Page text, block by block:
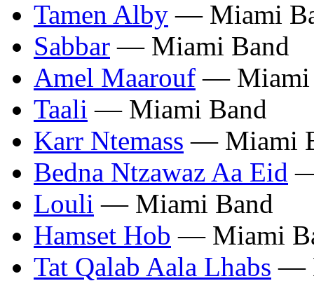
Tamen Alby — Miami
Sabbar — Miami Band
Amel Maarouf — Miami
Taali — Miami Band
Karr Ntemass — Miami
Bedna Ntzawaz Aa Eid
Louli — Miami Band
Hamset Hob — Miami
Tat Qalab Aala Lhabs —